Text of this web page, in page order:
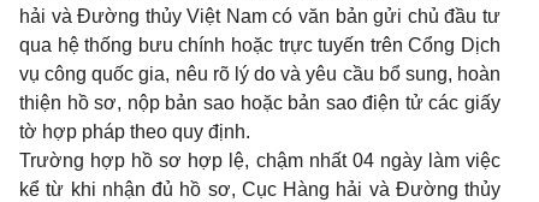
hải và Đường thủy Việt Nam có văn bản gửi chủ đầu tư
qua hệ thống bưu chính hoặc trực tuyến trên Cổng Dịch
vụ công quốc gia, nêu rõ lý do và yêu cầu bổ sung, hoàn
thiện hồ sơ, nộp bản sao hoặc bản sao điện tử các giấy
tờ hợp pháp theo quy định.
Trường hợp hồ sơ hợp lệ, chậm nhất 04 ngày làm việc
kể từ khi nhận đủ hồ sơ, Cục Hàng hải và Đường thủy